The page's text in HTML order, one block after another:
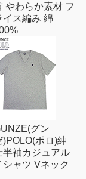
やわらか素材 フ
イス編み 綿
グン
)POLO(ポロ)紳
半袖カジュアル
シャツ Vネック